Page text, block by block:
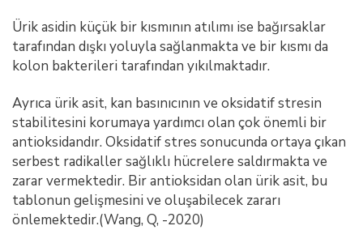
Ürik asidin küçük bir kısmının atılımı ise bağırsaklar
tarafından dışkı yoluyla sağlanmakta ve bir kısmı da
kolon bakterileri tarafından yıkılmaktadır.
Ayrıca ürik asit, kan basınıcının ve oksidatif stresin
stabilitesini korumaya yardımcı olan çok önemli bir
antioksidandır. Oksidatif stres sonucunda ortaya çıkan
serbest radikaller sağlıklı hücrelere saldırmakta ve
zarar vermektedir. Bir antioksidan olan ürik asit, bu
tablonun gelişmesini ve oluşabilecek zararı
önlemektedir.(Wang, Q, -2020)